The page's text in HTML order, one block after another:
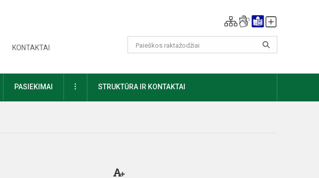
KONTAKTAI
PASIEKIMAI DAUGIAUSTRUKTŪRA IR KONTAKTAI